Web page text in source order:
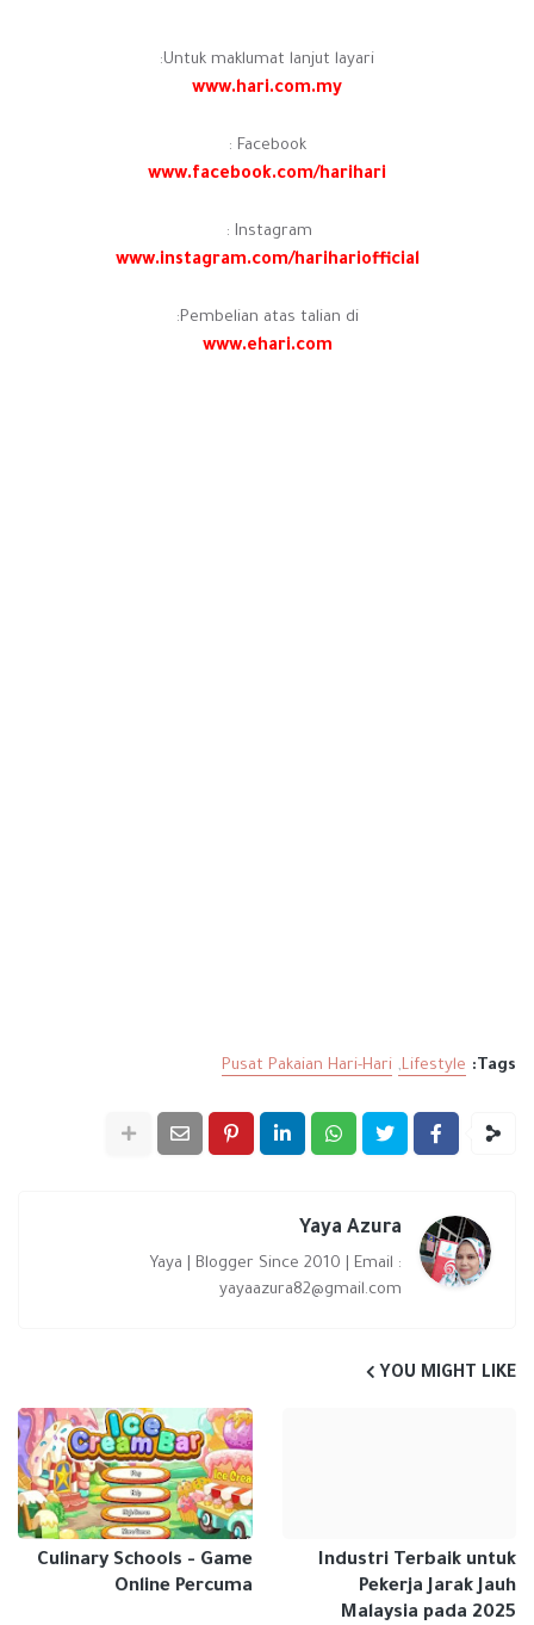
Untuk maklumat lanjut layari:
www.hari.com.my
Facebook :
www.facebook.com/harihari
Instagram :
www.instagram.com/harihariofficial
Pembelian atas talian di:
www.ehari.com
Tags:
Lifestyle
Pusat Pakaian Hari-Hari
Yaya Azura
Yaya | Blogger Since 2010 | Email :
yayaazura82@gmail.com
YOU MIGHT LIKE
Industri Terbaik untuk
Pekerja Jarak Jauh
Malaysia pada 2025
Culinary Schools - Game
Online Percuma